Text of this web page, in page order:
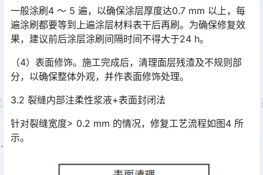
一般涂刷4 ～ 5 遍，以确保涂层厚度达0.7 mm 以上，每
遍涂刷都要等到上遍涂层材料表干后再刷。为确保修复效
果，建议前后涂层涂刷间隔时间不得大于24 h。
（4）表面修饰。施工完成后，清理面层残渣及不规则部
分，以确保整体外观，并作表面修饰处理。
3.2 裂缝内部注柔性浆液+表面封闭法
针对裂缝宽度> 0.2 mm 的情况，修复工艺流程如图4 所
示。